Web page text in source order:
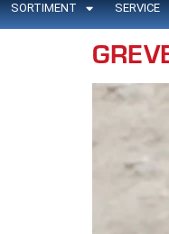
SORTIMENT SERVICE